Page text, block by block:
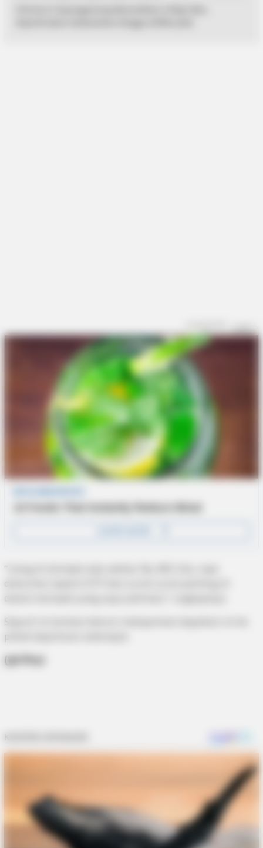
“Uang di dompet ada sekitar Rp 400 ribu, tapi
dokumen seperti KTP dan surat-surat penting di
dalam dompet yang saya pikirkan,” ungkapnya.
Sejauh ini korban belum melaporkan kejadian ini ke
pihak kepolisian setempat.
(Jpl/Brp)